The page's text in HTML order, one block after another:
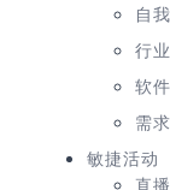
自
行
软
需
敏捷活动
直